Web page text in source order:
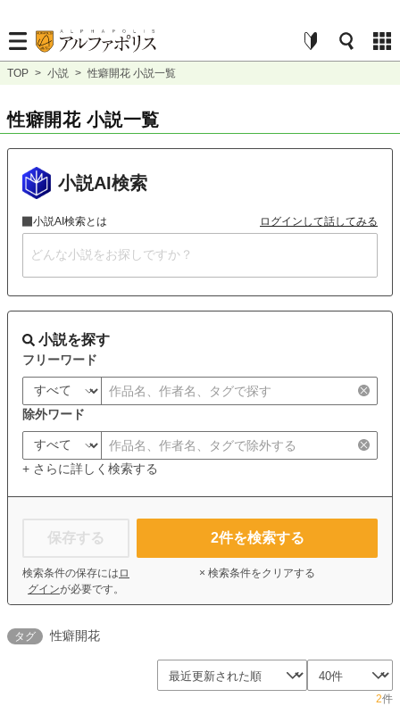
TOP > 小説 > 性癖開花 小説一覧
性癖開花 小説一覧
小説AI検索
小説AI検索とは ログインして話してみる
小説を探す
フリーワード
除外ワード
+ さらに詳しく検索する
保存する
検索条件の保存には ロ
グインが必要です。
2件を検索する
× 検索条件をクリアする
タグ 性癖開花
2件